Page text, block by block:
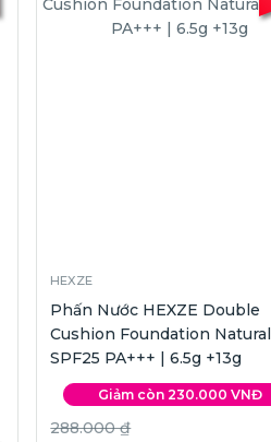
HEXZE
Phấn Nước HEXZE Double
Cushion Foundation Natural
SPF25 PA+++ | 6.5g +13g
Giảm còn 230.000 VNĐ
288.000 ₫